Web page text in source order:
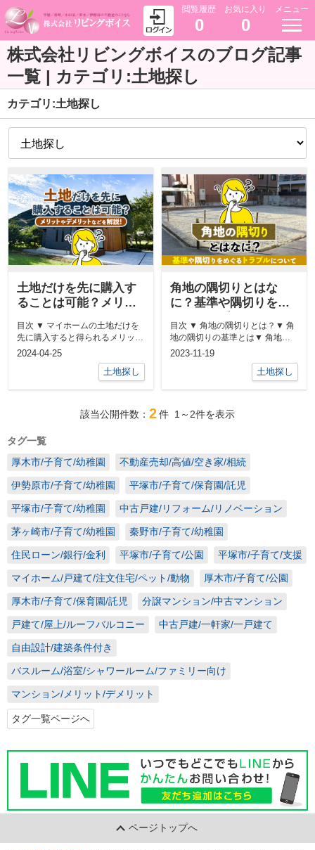
閲覧履歴
0
お気に入り
0
メニュー
株式会社リビングボイスのブログ記事
一覧 | カテゴリ:土地探し
カテゴリ:土地探し
土地だけを先に購入す
ることは可能？メリッ
解説！
目次 ▼ マイホームの土地だけを
先に購入すると得られるメリット
▼ マイホームの土地だけを先に
2024-04-25
土地探し
角地の隅切りとはな
に？基準や隅切りをめ
目次 ▼ 角地の隅切りとは？▼ 角
地の隅切りの基準とは▼ 角地の
隅切りに関するトラブルについて
2023-11-19
土地探し
該当公開件数： 2件 1～2件を表示
タグ一覧
厚木市/子育て/幼稚園
不動産売却/高値/空き家/相続
伊勢原市/子育て/幼稚園 平塚市/子育て/保育園/託児
平塚市/子育て/幼稚園 中古戸建/リフォーム/リノベーション
茅ヶ崎市/子育て/幼稚園 秦野市/子育て/幼稚園
住民ローン/銀行/金利 平塚市/子育て/公園 平塚市/子育て/支援
マイホーム/戸建て/注文住宅/ペット/動物 厚木市/子育て/公園
厚木市/子育て/保育園/託児 分譲マンション/中古マンション
戸建て/屋上/ルーフバルコニー 中古戸建/一軒家/一戸建て
自由設計/建築条件付き
バスルーム/浴室/シャワールーム/ファミリー向け
マンション/メリット/デメリット
タグ一覧ページへ
ページトップへ